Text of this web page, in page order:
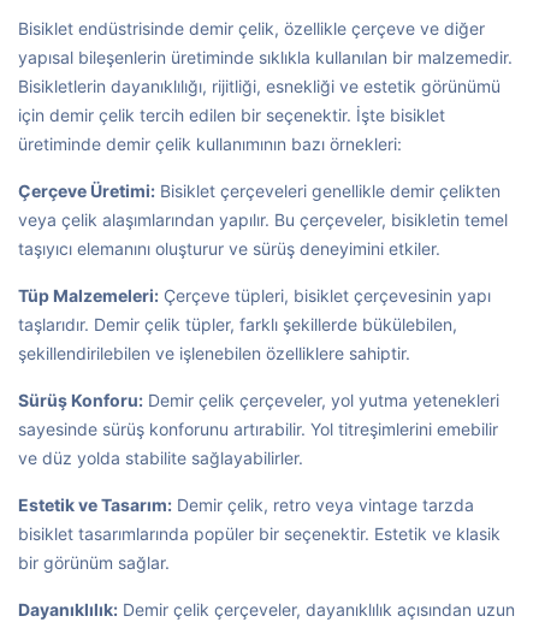
Bisiklet endüstrisinde demir çelik, özellikle çerçeve ve diğer
yapısal bileşenlerin üretiminde sıklıkla kullanılan bir malzemedir.
Bisikletlerin dayanıklılığı, rijitliği, esnekliği ve estetik görünümü
için demir çelik tercih edilen bir seçenektir. İşte bisiklet
üretiminde demir çelik kullanımının bazı örnekleri:
Çerçeve Üretimi: Bisiklet çerçeveleri genellikle demir çelikten
veya çelik alaşımlarından yapılır. Bu çerçeveler, bisikletin temel
taşıyıcı elemanını oluşturur ve sürüş deneyimini etkiler.
Tüp Malzemeleri: Çerçeve tüpleri, bisiklet çerçevesinin yapı
taşlarıdır. Demir çelik tüpler, farklı şekillerde bükülebilen,
şekillendirilebilen ve işlenebilen özelliklere sahiptir.
Sürüş Konforu: Demir çelik çerçeveler, yol yutma yetenekleri
sayesinde sürüş konforunu artırabilir. Yol titreşimlerini emebilir
ve düz yolda stabilite sağlayabilirler.
Estetik ve Tasarım: Demir çelik, retro veya vintage tarzda
bisiklet tasarımlarında popüler bir seçenektir. Estetik ve klasik
bir görünüm sağlar.
Dayanıklılık: Demir çelik çerçeveler, dayanıklılık açısından uzun